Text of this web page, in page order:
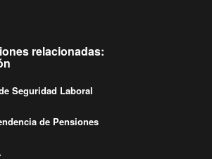
relacionadas:
Seguridad Laboral
de Pensiones